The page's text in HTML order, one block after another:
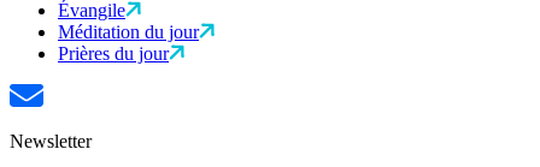
Évangile
Méditation du jour
Prières du jour
Newsletter